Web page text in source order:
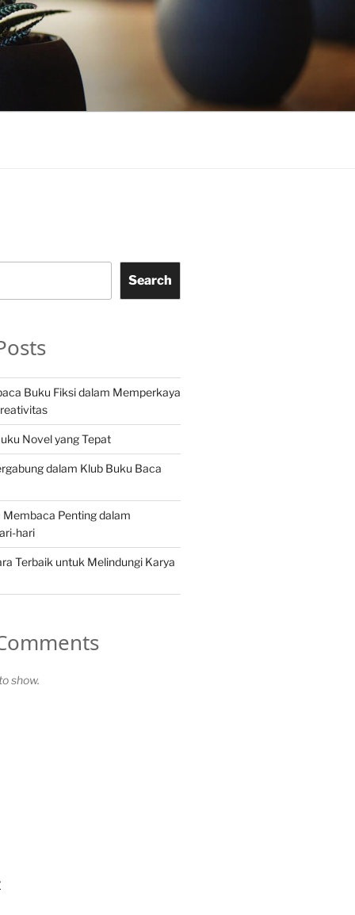
Search
Buku Fiksi dalam Memperkaya
Novel yang Tepat
dalam Klub Buku Baca
Penting dalam
hari
Terbaik untuk Melindungi Karya
show.